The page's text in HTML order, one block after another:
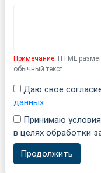
Примечание: HTML
обычный текст.
Даю свое
данных
Принимаю условия
в целях обработки
Продолжить